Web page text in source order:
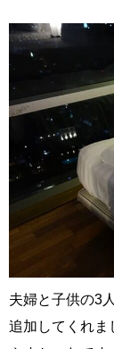
夫婦と子供の3
追加してくれま